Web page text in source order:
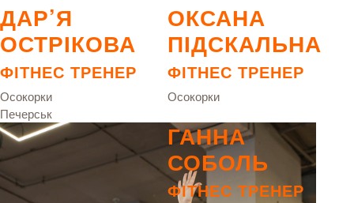
ДАР’Я
ОСТРІКОВА
ФІТНЕС ТРЕНЕР
ОКСАНА
ПІДСКАЛЬНА
ФІТНЕС ТРЕНЕР
Осокорки
Печерськ
Осокорки
ГАННА
СОБОЛЬ
ФІТНЕС ТРЕНЕР